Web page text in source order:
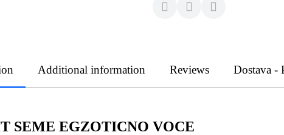
Additional information Reviews Dostava -
SEME EGZOTICNO VOCE